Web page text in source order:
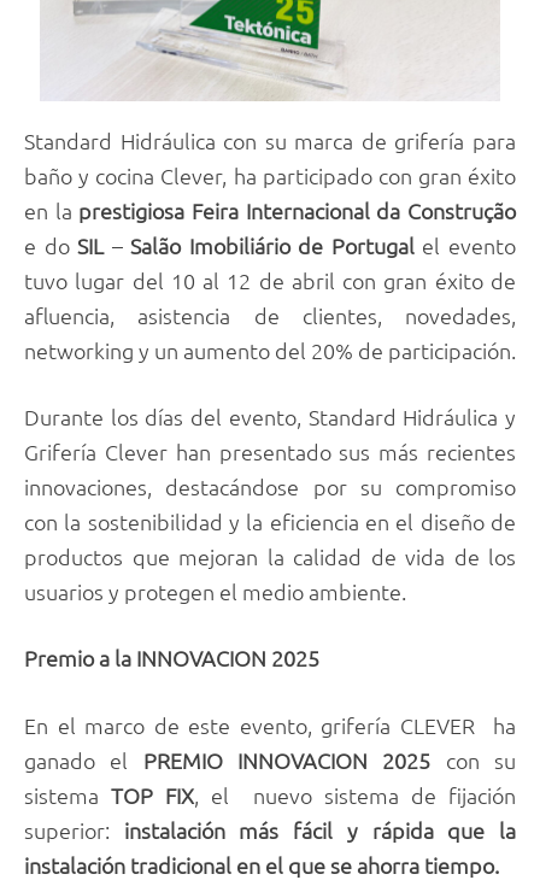
Standard Hidráulica con su marca de grifería para
baño y cocina Clever, ha participado con gran éxito
en la prestigiosa Feira Internacional da Construção
e doSIL–Salão Imobiliário de Portugalel evento
tuvo lugar del 10 al 12 de abril con gran éxito de
afluencia, asistencia de clientes, novedades,
networking y un aumento del 20% de participación.
Durante los días del evento, Standard Hidráulica y
Grifería Clever han presentado sus más recientes
innovaciones, destacándose por su compromiso
con la sostenibilidad y la eficiencia en el diseño de
productos que mejoran la calidad de vida de los
usuarios y protegen el medio ambiente.
Premio a la INNOVACION 2025
En el marco de este evento, grifería CLEVER ha
ganado el PREMIO INNOVACION 2025 con su
sistema TOP FIX, el nuevo sistema de fijación
superior: instalación más fácil y rápida que la
instalación tradicional en el que se ahorra tiempo.